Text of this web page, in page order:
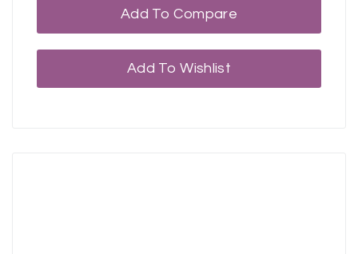
Add To Compare
Add To Wishlist